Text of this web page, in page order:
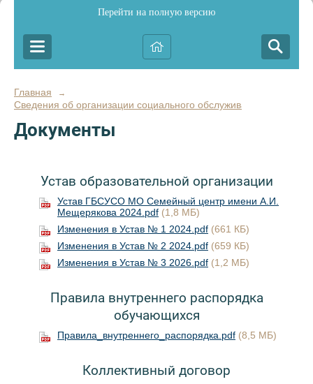
Перейти на полную версию
Главная →
Сведения об организации социального обслуживания
Документы
Устав образовательной организации
Устав ГБСУСО МО Семейный центр имени А.И.
Мещерякова 2024.pdf (1,8 МБ)
Изменения в Устав № 1 2024.pdf (661 КБ)
Изменения в Устав № 2 2024.pdf (659 КБ)
Изменения в Устав № 3 2026.pdf (1,2 МБ)
Правила внутреннего распорядка
обучающихся
Правила_внутреннего_распорядка.pdf (8,5 МБ)
Коллективный договор